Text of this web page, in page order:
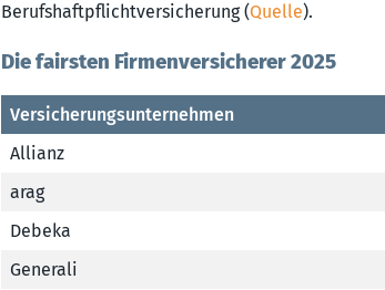
Berufshaftpflichtversicherung (Quelle).
Die fairsten Firmenversicherer 2025
Versicherungsunternehmen
Allianz
arag
Debeka
Generali